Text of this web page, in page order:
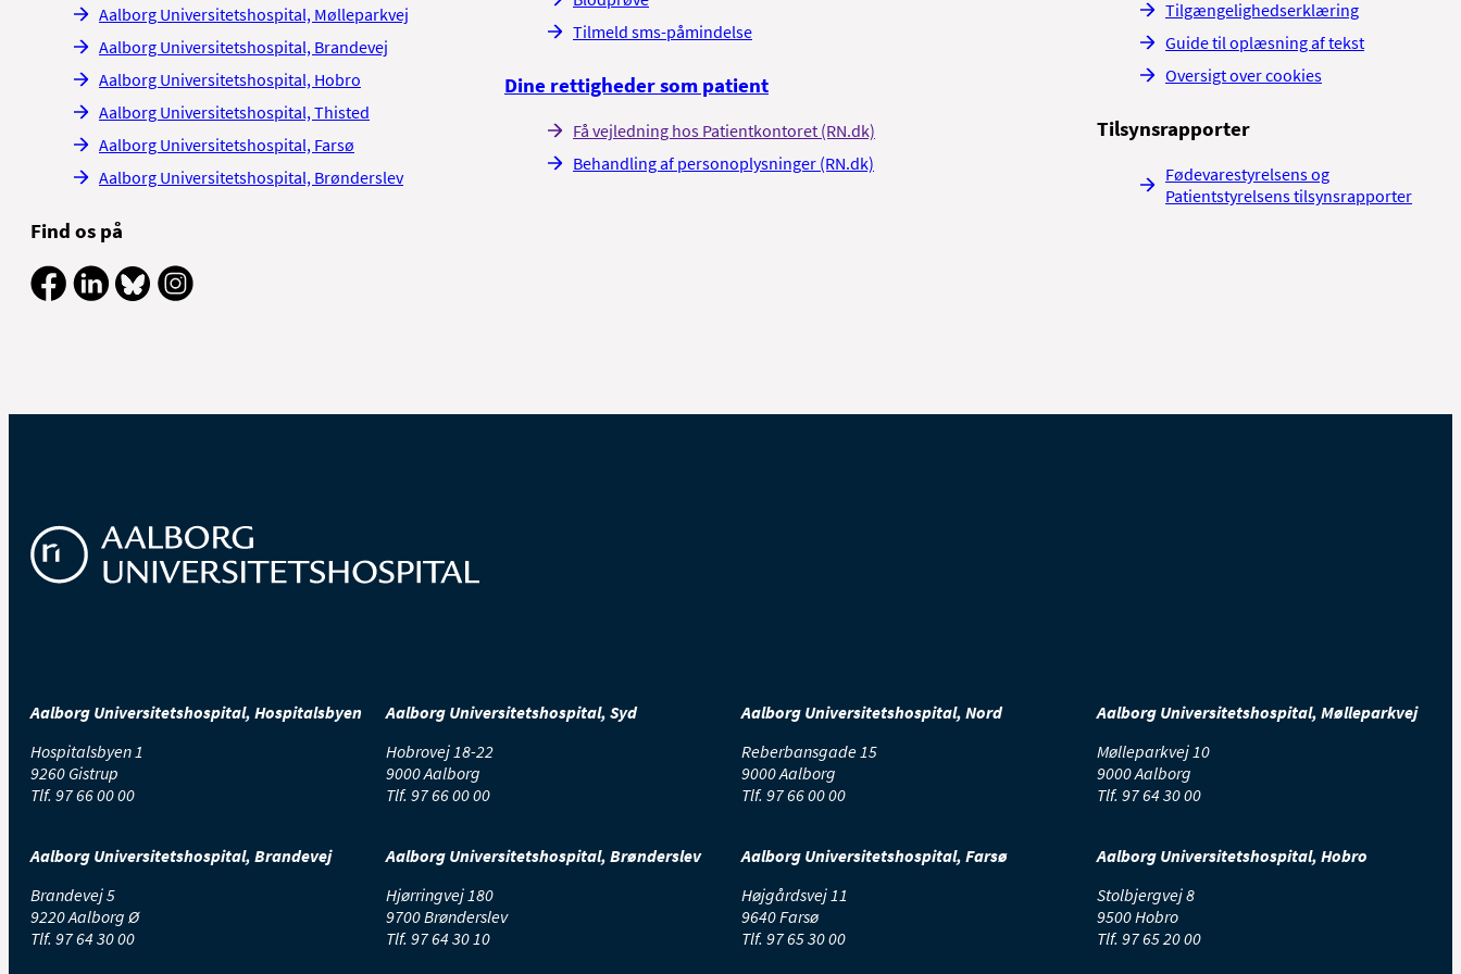
Aalborg Universitetshospital, Mølleparkvej
Aalborg Universitetshospital, Brandevej
Aalborg Universitetshospital, Hobro
Aalborg Universitetshospital, Thisted
Aalborg Universitetshospital, Farsø
Aalborg Universitetshospital, Brønderslev
Find os på
Tilmeld sms-påmindelse
Dine rettigheder som patient
Få vejledning hos Patientkontoret (RN.dk)
Behandling af personoplysninger (RN.dk)
Tilgængelighedserklæring
Guide til oplæsning af tekst
Oversigt over cookies
Tilsynsrapporter
Fødevarestyrelsens og
Patientstyrelsens tilsynsrapporter
Aalborg Universitetshospital, Hospitalsbyen
Hospitalsbyen 1
9260 Gistrup
Tlf. 97 66 00 00
Aalborg Universitetshospital, Syd
Hobrovej 18-22
9000 Aalborg
Tlf. 97 66 00 00
Aalborg Universitetshospital, Nord
Reberbansgade 15
9000 Aalborg
Tlf. 97 66 00 00
Aalborg Universitetshospital, Mølleparkvej
Mølleparkvej 10
9000 Aalborg
Tlf. 97 64 30 00
Aalborg Universitetshospital, Brandevej
Brandevej 5
9220 Aalborg Ø
Tlf. 97 64 30 00
Aalborg Universitetshospital, Brønderslev
Hjørringvej 180
9700 Brønderslev
Tlf. 97 64 30 10
Aalborg Universitetshospital, Farsø
Højgårdsvej 11
9640 Farsø
Tlf. 97 65 30 00
Aalborg Universitetshospital, Hobro
Stolbjergvej 8
9500 Hobro
Tlf. 97 65 20 00